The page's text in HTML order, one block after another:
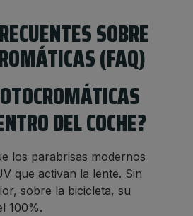
SOBRE
(FAQ)
DEL COCHE?
los parabrisas modernos
que activan la lente. Sin
sobre la bicicleta, su
100%.